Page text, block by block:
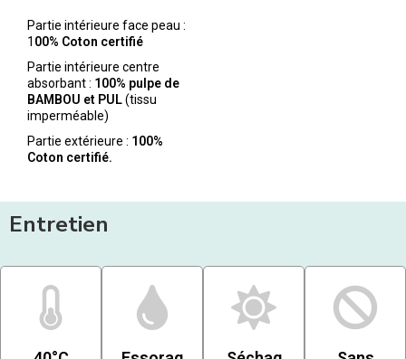
Partie intérieure face peau :
1 00% Coton certifié
Partie intérieure centre
absorbant : 100% pulpe de
BAMBOU et PUL(tissu
imperméable)
Partie extérieure : 100%
Coton certifié.
Entretien